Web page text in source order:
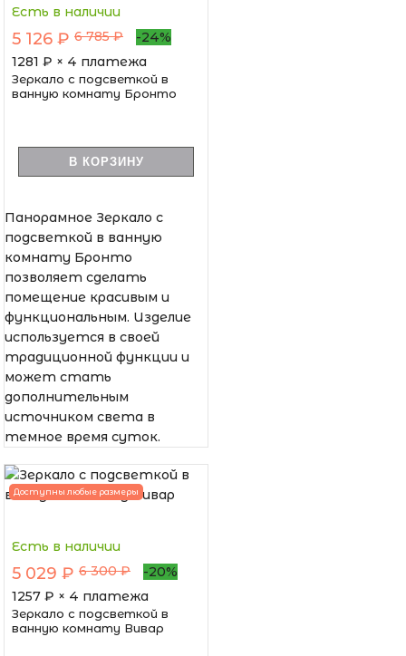
Есть в наличии
5 126 ₽ 6 785 ₽
-24%
1281 ₽ × 4 платежа
Зеркало с подсветкой в
ванную комнату Бронто
В КОРЗИНУ
Панорамное Зеркало с
подсветкой в ванную
комнату Бронто
позволяет сделать
помещение красивым и
функциональным. Изделие
используется в своей
традиционной функции и
может стать
дополнительным
источником света в
темное время суток.
Доступны любые размеры
Есть в наличии
5 029 ₽ 6 300 ₽
-20%
1257 ₽ × 4 платежа
Зеркало с подсветкой в
ванную комнату Вивар